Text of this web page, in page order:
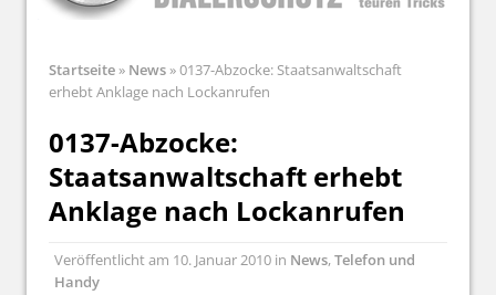
Startseite» News»0137-Abzocke: Staatsanwaltschaft
erhebt Anklage nach Lockanrufen
0137-Abzocke:
Staatsanwaltschaft erhebt
Anklage nach Lockanrufen
Veröffentlicht am 10. Januar 2010 in News,Telefon und
Handy